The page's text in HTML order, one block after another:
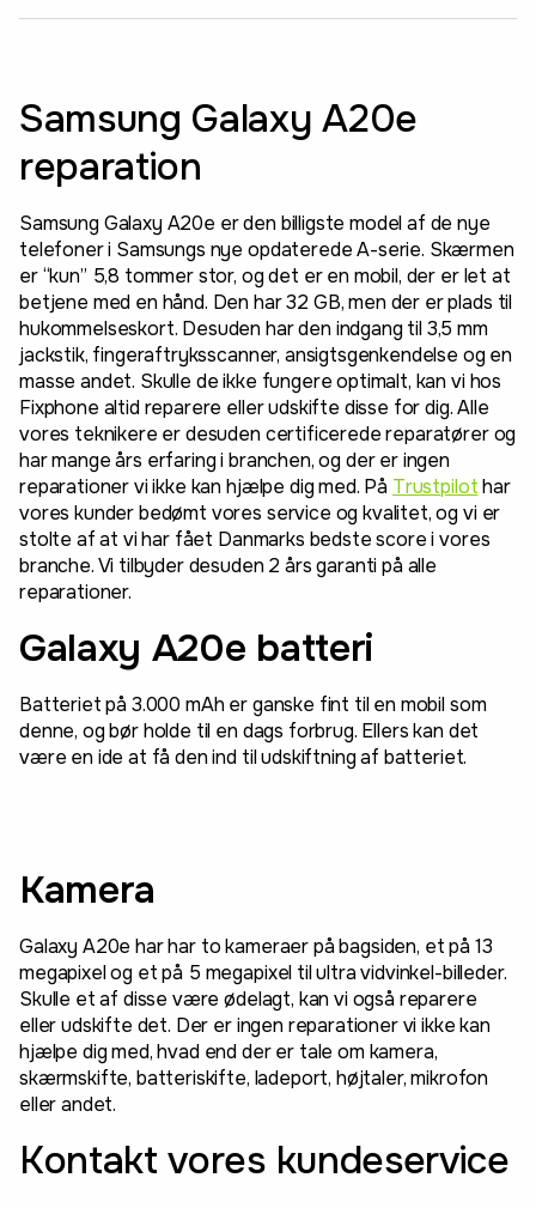
Samsung Galaxy A20e
reparation
Samsung Galaxy A20e er den billigste model af de nye
telefoner i Samsungs nye opdaterede A-serie. Skærmen
er “kun” 5,8 tommer stor, og det er en mobil, der er let at
betjene med en hånd. Den har 32 GB, men der er plads til
hukommelseskort. Desuden har den indgang til 3,5 mm
jackstik, fingeraftryksscanner, ansigtsgenkendelse og en
masse andet. Skulle de ikke fungere optimalt, kan vi hos
Fixphone altid reparere eller udskifte disse for dig. Alle
vores teknikere er desuden certificerede reparatører og
har mange års erfaring i branchen, og der er ingen
reparationer vi ikke kan hjælpe dig med. På Trustpilothar
vores kunder bedømt vores service og kvalitet, og vi er
stolte af at vi har fået Danmarks bedste score i vores
branche. Vi tilbyder desuden 2 års garanti på alle
reparationer.
Galaxy A20e batteri
Batteriet på 3.000 mAh er ganske fint til en mobil som
denne, og bør holde til en dags forbrug. Ellers kan det
være en ide at få den ind til udskiftning af batteriet.
Kamera
Galaxy A20e har har to kameraer på bagsiden, et på 13
megapixel og et på 5 megapixel til ultra vidvinkel-billeder.
Skulle et af disse være ødelagt, kan vi også reparere
eller udskifte det. Der er ingen reparationer vi ikke kan
hjælpe dig med, hvad end der er tale om kamera,
skærmskifte, batteriskifte, ladeport, højtaler, mikrofon
eller andet.
Kontakt vores kundeservice